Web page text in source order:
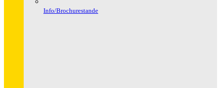
Info/Brochurestande